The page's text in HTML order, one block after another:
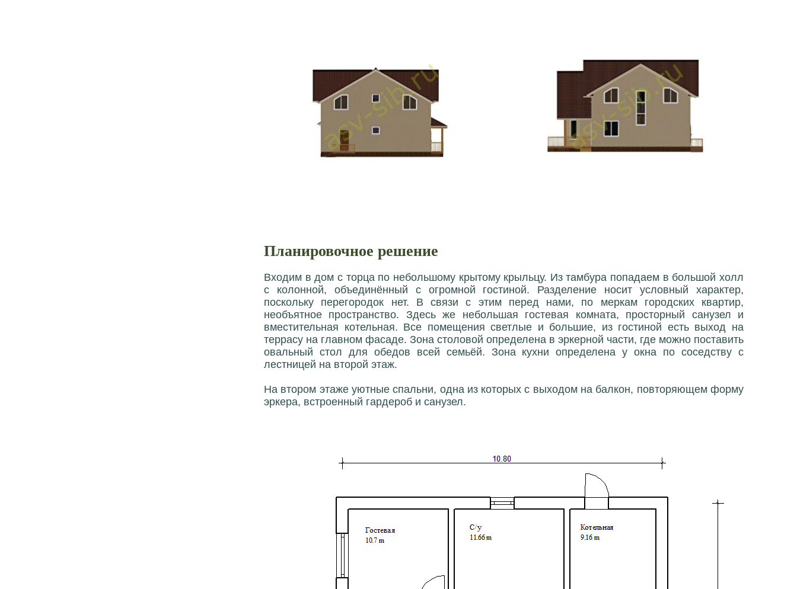
Планировочное решение
Входим в дом с торца по небольшому крытому крыльцу. Из тамбура попадаем в большой холл
с колонной, объединённый с огромной гостиной. Разделение носит условный характер,
поскольку перегородок нет. В связи с этим перед нами, по меркам городских квартир,
необъятное пространство. Здесь же небольшая гостевая комната, просторный санузел и
вместительная котельная. Все помещения светлые и большие, из гостиной есть выход на
террасу на главном фасаде. Зона столовой определена в эркерной части, где можно поставить
овальный стол для обедов всей семьёй. Зона кухни определена у окна по соседству с
лестницей на второй этаж.
На втором этаже уютные спальни, одна из которых с выходом на балкон, повторяющем форму
эркера, встроенный гардероб и санузел.